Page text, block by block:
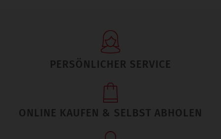
PERSÖNLICHER SERVICE
ONLINE KAUFEN & SELBST ABHOLEN